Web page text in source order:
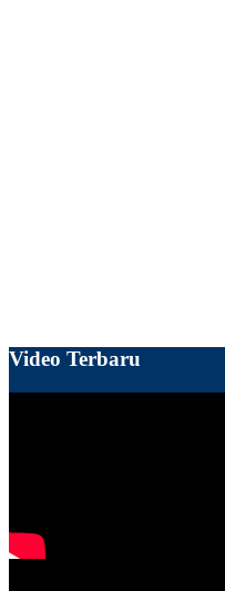
Video Terbaru